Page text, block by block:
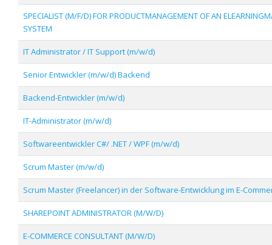
SPECIALIST (M/F/D) FOR PRODUCTMANAGEMENT OF AN
SYSTEM
IT Administrator / IT Support (m/w/d)
Senior Entwickler (m/w/d) Backend
Backend-Entwickler (m/w/d)
IT-Administrator (m/w/d)
Softwareentwickler C#/ .NET / WPF (m/w/d)
Scrum Master (m/w/d)
Scrum Master (Freelancer) in der Software-Entwicklung im E-
SHAREPOINT ADMINISTRATOR (M/W/D)
E-COMMERCE CONSULTANT (M/W/D)